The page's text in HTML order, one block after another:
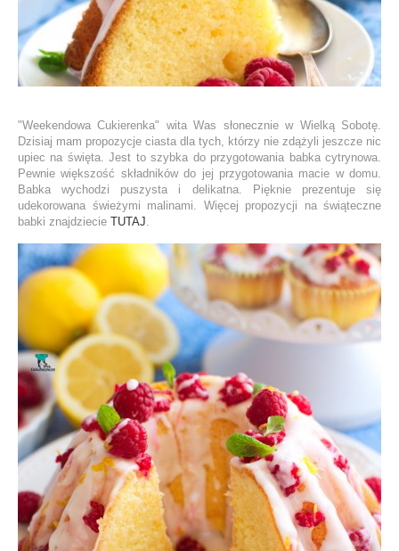
"Weekendowa Cukierenka" wita Was słonecznie w Wielką Sobotę.
Dzisiaj mam propozycje ciasta dla tych, którzy nie zdążyli jeszcze nic
upiec na święta. Jest to szybka do przygotowania babka cytrynowa.
Pewnie większość składników do jej przygotowania macie w domu.
Babka wychodzi puszysta i delikatna. Pięknie prezentuje się
udekorowana świeżymi malinami. Więcej propozycji na świąteczne
babki znajdziecie TUTAJ.